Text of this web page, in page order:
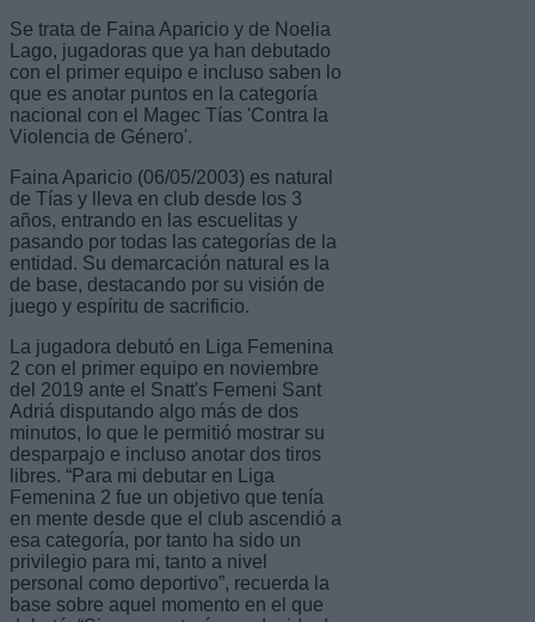
Se trata de Faina Aparicio y de Noelia
Lago, jugadoras que ya han debutado
con el primer equipo e incluso saben lo
que es anotar puntos en la categoría
nacional con el Magec Tías 'Contra la
Violencia de Género'.
Faina Aparicio (06/05/2003) es natural
de Tías y lleva en club desde los 3
años, entrando en las escuelitas y
pasando por todas las categorías de la
entidad. Su demarcación natural es la
de base, destacando por su visión de
juego y espíritu de sacrificio.
La jugadora debutó en Liga Femenina
2 con el primer equipo en noviembre
del 2019 ante el Snatt's Femeni Sant
Adriá disputando algo más de dos
minutos, lo que le permitió mostrar su
desparpajo e incluso anotar dos tiros
libres. “Para mi debutar en Liga
Femenina 2 fue un objetivo que tenía
en mente desde que el club ascendió a
esa categoría, por tanto ha sido un
privilegio para mi, tanto a nivel
personal como deportivo”, recuerda la
base sobre aquel momento en el que